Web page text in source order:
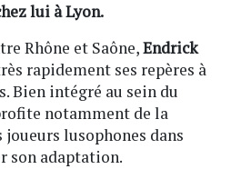
lui à Lyon.
Rhône et Saône,Endrick
rapidement ses repères à
Bien intégré au sein du
notamment de la
lusophones dans
son adaptation.